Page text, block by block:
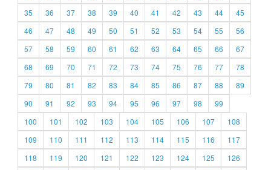
35
36 37 38 39 40 41 42 43 44
45
46
47 48 49 50 51 52 53 54 55
56
57
58 59 60 61 62 63 64 65 66
67
68
69 70 71 72 73 74 75 76 77
78
79
80 81 82 83 84 85 86 87 88
89
90
91 92 93 94 95 96 97 98
99
100
101 102 103 104 105 106 107
108
109
110 111 112 113 114 115 116
117
118
119 120 121 122 123 124 125
126